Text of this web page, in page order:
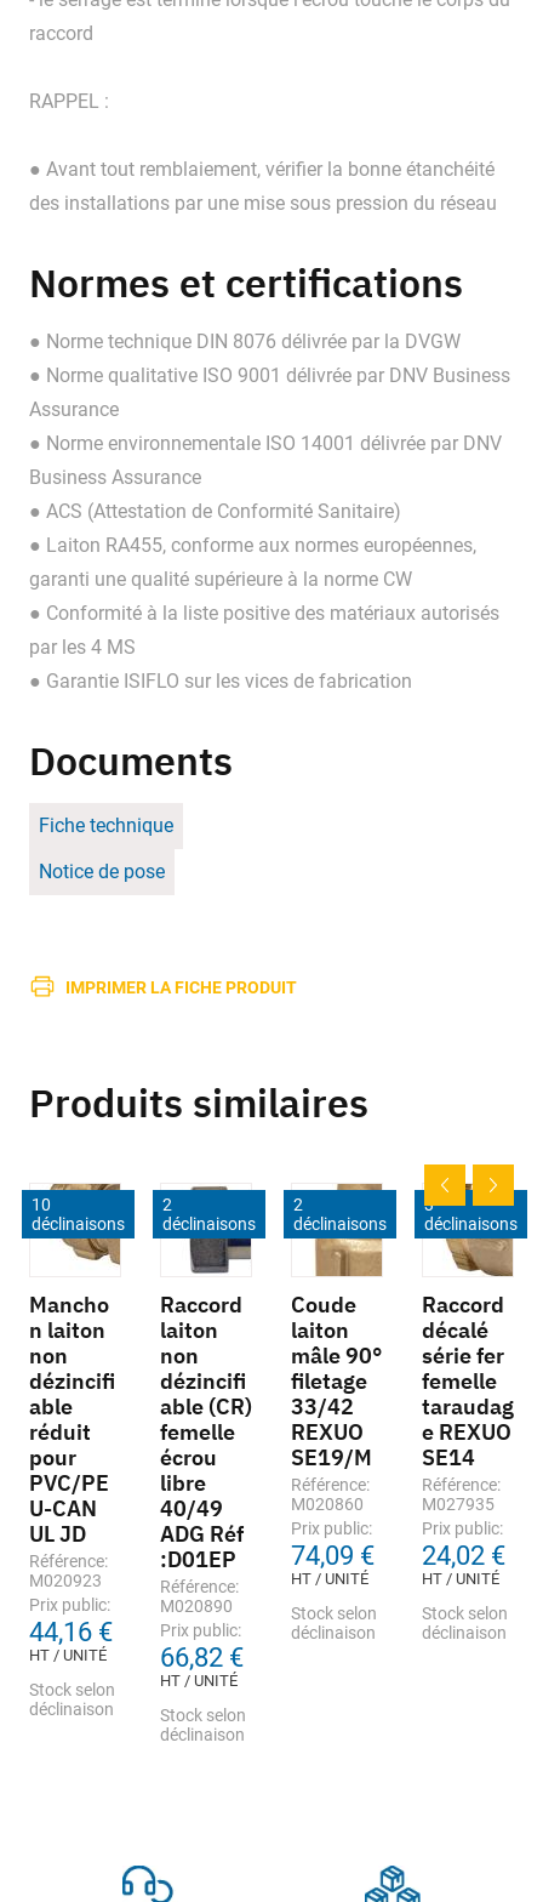
raccord
RAPPEL :
● Avant tout remblaiement, vérifier la bonne étanchéité
des installations par une mise sous pression du réseau
Normes et certifications
● Norme technique DIN 8076 délivrée par la DVGW
● Norme qualitative ISO 9001 délivrée par DNV Business
Assurance
● Norme environnementale ISO 14001 délivrée par DNV
Business Assurance
● ACS (Attestation de Conformité Sanitaire)
● Laiton RA455, conforme aux normes européennes,
garanti une qualité supérieure à la norme CW
● Conformité à la liste positive des matériaux autorisés
par les 4 MS
● Garantie ISIFLO sur les vices de fabrication
Documents
Fiche technique
Notice de pose
IMPRIMER LA FICHE PRODUIT
Produits similaires
10
déclinaisons
Mancho
n laiton
non
dézincifi
able
réduit
pour
PVC/PE
U-CAN
UL JD
Référence:
M020923
Prix public:
44,16 €
HT / UNITÉ
Stock selon
déclinaison
2
déclinaisons
Raccord
laiton
non
dézincifi
able (CR)
femelle
écrou
libre
40/49
ADG Réf
:D01EP
Référence:
M020890
Prix public:
66,82 €
HT / UNITÉ
Stock selon
déclinaison
2
déclinaisons
Coude
laiton
mâle 90°
filetage
33/42
REXUO
SE19/M
Référence:
M020860
Prix public:
74,09 €
HT / UNITÉ
Stock selon
déclinaison
3
déclinaisons
Raccord
décalé
série fer
femelle
taraudag
e REXUO
SE14
Référence:
M027935
Prix public:
24,02 €
HT / UNITÉ
Stock selon
déclinaison